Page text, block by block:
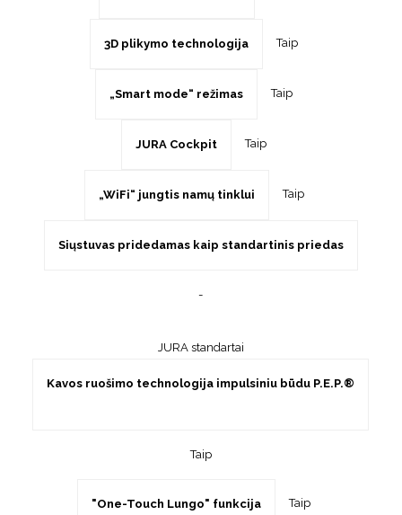
3D plikymo technologija Taip
„Smart mode“ režimas Taip
JURA Cockpit Taip
„WiFi“ jungtis namų tinklui Taip
Siųstuvas pridedamas kaip standartinis priedas
-
JURA standartai
Kavos ruošimo technologija impulsiniu būdu P.E.P.®
Taip
"One-Touch Lungo" funkcija Taip